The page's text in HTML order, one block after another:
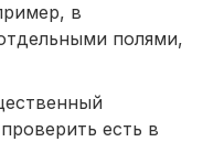
в
полями,
есть в